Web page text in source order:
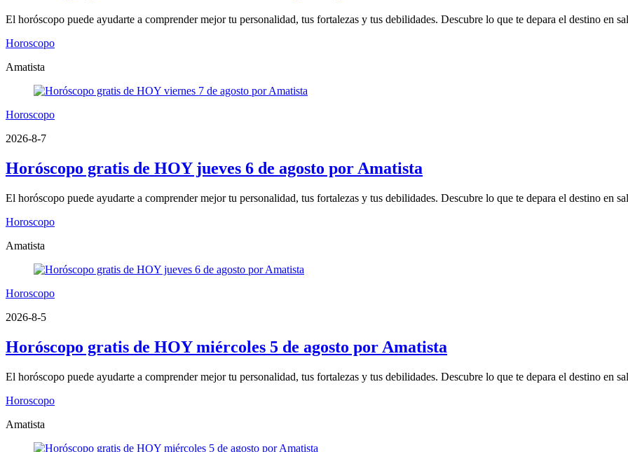
El horóscopo puede ayudarte a comprender mejor tu personalidad, tus fortalezas y tus debilidades. Descubre lo que te depara el destino en
Horoscopo
Amatista
Horoscopo
2026-8-7
Horóscopo gratis de HOY jueves 6 de agosto por Amatista
El horóscopo puede ayudarte a comprender mejor tu personalidad, tus fortalezas y tus debilidades. Descubre lo que te depara el destino en
Horoscopo
Amatista
Horoscopo
2026-8-5
Horóscopo gratis de HOY miércoles 5 de agosto por Amatista
El horóscopo puede ayudarte a comprender mejor tu personalidad, tus fortalezas y tus debilidades. Descubre lo que te depara el destino en
Horoscopo
Amatista